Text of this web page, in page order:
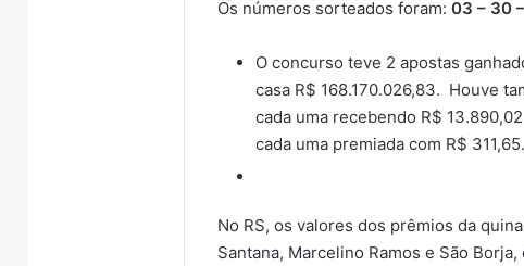
Os números sorteados foram:03 – 30
O concurso teve 2 apostas
casa R$ 168.170.026,83. Houve
cada uma recebendo R$
cada uma premiada com R$ 311,65.
No RS, os valores dos prêmios da
Santana, Marcelino Ramos e São